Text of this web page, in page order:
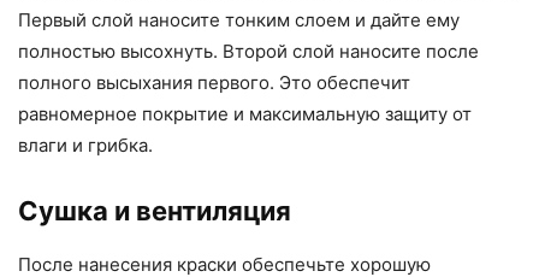
Первый слой наносите тонким слоем и дайте ему
полностью высохнуть. Второй слой наносите после
полного высыхания первого. Это обеспечит
равномерное покрытие и максимальную защиту от
влаги и грибка.
Сушка и вентиляция
После нанесения краски обеспечьте хорошую